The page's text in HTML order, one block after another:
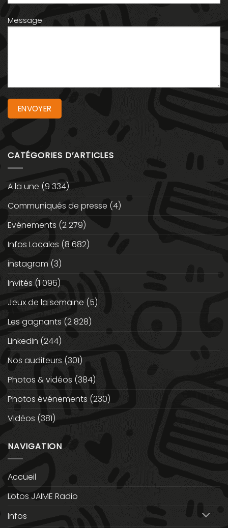
Message
CATÉGORIES D’ARTICLES
A la une (9 334)
Communiqués de presse (4)
Evénements (2 279)
Infos Locales (8 682)
instagram (3)
Invités (1 096)
Jeux de la semaine (5)
Les gagnants (2 828)
Linkedin (244)
Nos auditeurs (301)
Photos & vidéos (384)
Photos événements (230)
Vidéos (381)
NAVIGATION
Accueil
Lotos JAIME Radio
Infos